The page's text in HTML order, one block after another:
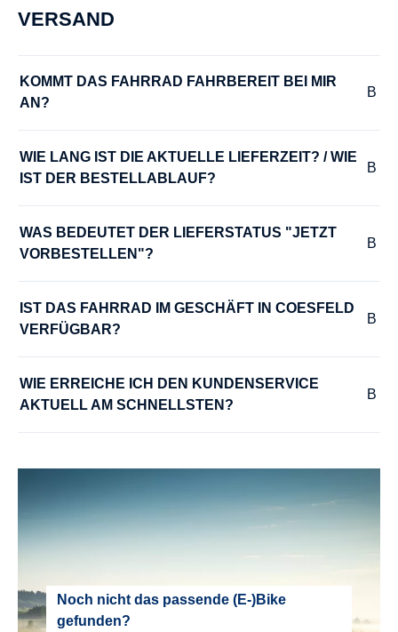
Samox EC-53
Bosch Ladegerät 4A
LAUFRADSATZ :
Rumble Impeller Pro
LENKER :
Rumble Altimate PRO Carbon
MODELLJAHR :
MOTOR :
MOTOR-LEISTUNG :
85 Nm
VERSAND
KOMMT DAS FAHRRAD FAHRBEREIT BEI MIR
AN?
WIE LANG IST DIE AKTUELLE LIEFERZEIT? / WIE
IST DER BESTELLABLAUF?
WAS BEDEUTET DER LIEFERSTATUS "JETZT
VORBESTELLEN"?
IST DAS FAHRRAD IM GESCHÄFT IN COESFELD
VERFÜGBAR?
WIE ERREICHE ICH DEN KUNDENSERVICE
AKTUELL AM SCHNELLSTEN?
Noch nicht das passende (E-)Bike
gefunden?